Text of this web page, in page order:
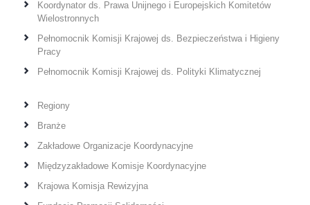
Koordynator ds. Prawa Unijnego i Europejskich Komitetów
Wielostronnych
Pełnomocnik Komisji Krajowej ds. Bezpieczeństwa i Higieny
Pracy
Pełnomocnik Komisji Krajowej ds. Polityki Klimatycznej
Regiony
Branże
Zakładowe Organizacje Koordynacyjne
Międzyzakładowe Komisje Koordynacyjne
Krajowa Komisja Rewizyjna